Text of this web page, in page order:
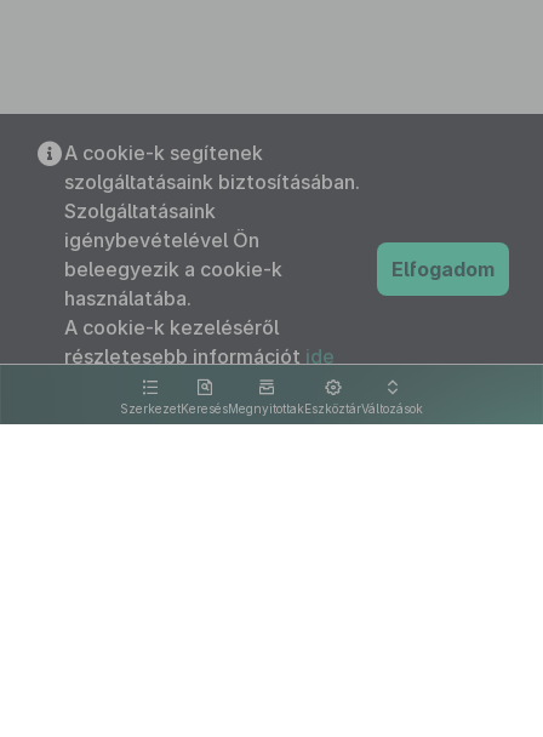
SzerkezetKeresésMegnyitottakEszköztárVáltozások
A cookie-k segítenek
szolgáltatásaink biztosításában.
Szolgáltatásaink
igénybevételével Ön
beleegyezik a cookie-k
használatába.
A cookie-k kezeléséről
részletesebb információt ide
kattintva olvashat.
Elfogadom